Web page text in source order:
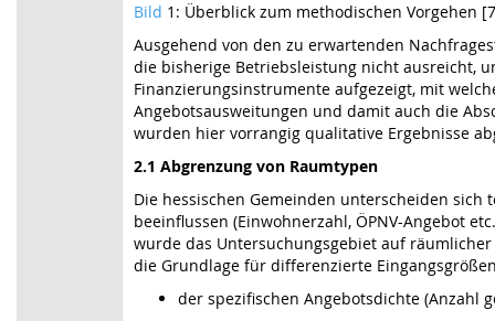
Bild 1: Überblick zum methodischen Vorgehen
Ausgehend von den zu erwartenden
die bisherige Betriebsleistung nicht ausreicht,
Finanzierungsinstrumente aufgezeigt, mit
Angebotsausweitungen und damit auch die
wurden hier vorrangig qualitative Ergebnisse
2.1 Abgrenzung von Raumtypen
Die hessischen Gemeinden unterscheiden
beeinflussen (Einwohnerzahl, ÖPNV-Angebot
wurde das Untersuchungsgebiet auf
die Grundlage für differenzierte
der spezifischen Angebotsdichte (Anzahl